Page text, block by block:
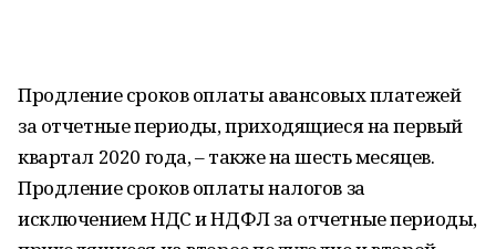
Продление сроков оплаты авансовых платежей
за отчетные периоды, приходящиеся на первый
квартал 2020 года, – также на шесть месяцев.
Продление сроков оплаты налогов за
исключением НДС и НДФЛ за отчетные периоды,